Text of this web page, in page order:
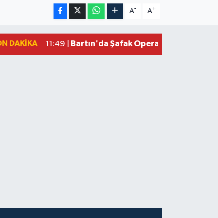
A- A+
DAKIKA 11:49 | Bartın'da Şafak Operasyonu: 5